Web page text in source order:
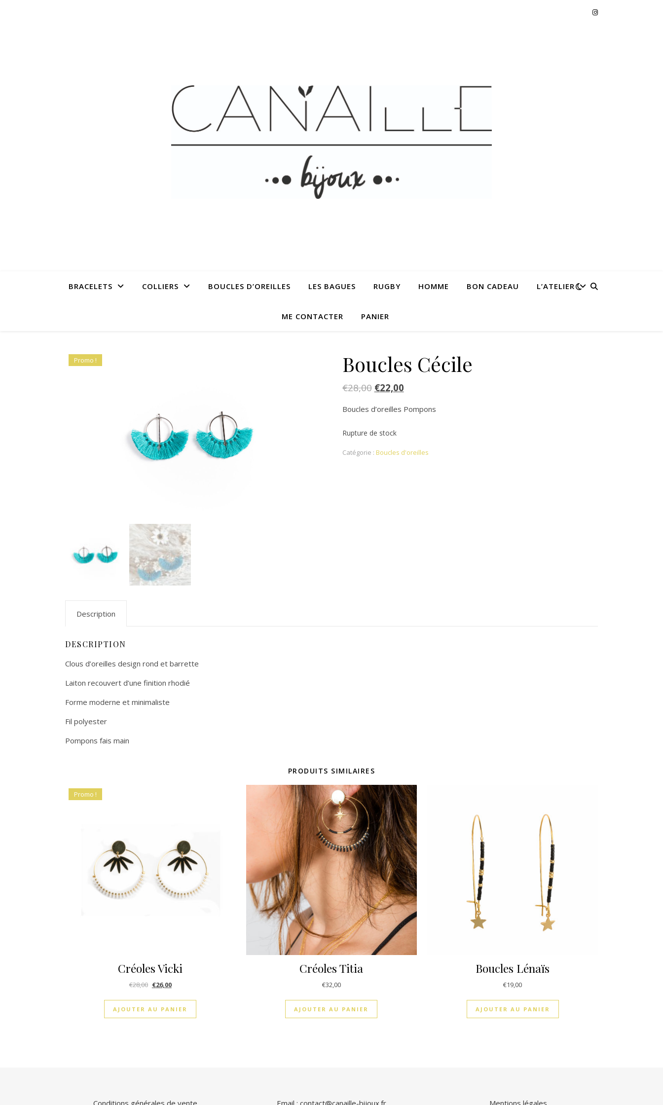
BRACELETS COLLIERS BOUCLES D’OREILLES LES BAGUES RUGBY HOMME BON CADEAU L’ATELIER
ME CONTACTER PANIER
Promo ! Boucles Cécile
€28,00 €22,00
Boucles d’oreilles Pompons
Rupture de stock
Catégorie : Boucles d'oreilles
Description
DESCRIPTION
Clous d’oreilles design rond et barrette
Laiton recouvert d’une finition rhodié
Forme moderne et minimaliste
Fil polyester
Pompons fais main
PRODUITS SIMILAIRES
Promo !
Créoles Vicki
€28,00 €26,00
AJOUTER AU PANIER
Créoles Titia
€32,00
AJOUTER AU PANIER
Boucles Lénaïs
€19,00
AJOUTER AU PANIER
Conditions générales de vente Email : contact@canaille-bijoux.fr Mentions légales